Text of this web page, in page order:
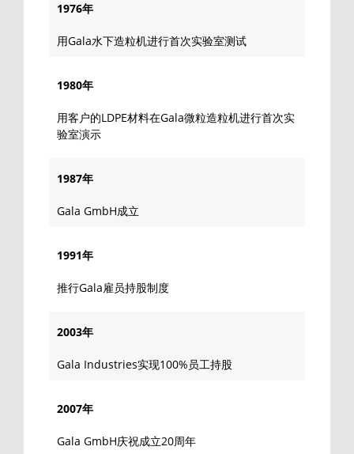
1976年
用Gala水下造粒机进行首次实验室测试
1980年
用客户的LDPE材料在Gala微粒造粒机进行首次实
验室演示
1987年
Gala GmbH成立
1991年
推行Gala雇员持股制度
2003年
Gala Industries实现100%员工持股
2007年
Gala GmbH庆祝成立20周年